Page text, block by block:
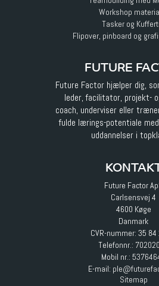
Workshop
Tasker og
Flipover, pinboard og
FUTURE
Future Factor hjælper dig,
leder, facilitator, projekt-
coach, underviser eller
fulde lærings-potentiale
uddannelser i
Future Factor
Carlsensvej 4
4600 Køge
Danmark
CVR-nummer: 35 84
Telefonnr.:
Mobil nr.:
E-mail:
Sitemap